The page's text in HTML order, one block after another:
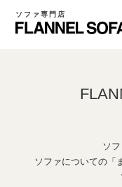
ソファ専門店
ソ
ソファについての「